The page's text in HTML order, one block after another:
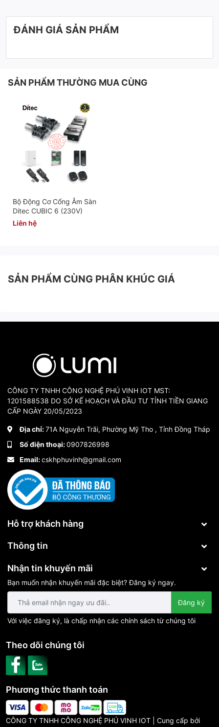
ĐÁNH GIÁ SẢN PHẨM
SẢN PHẨM THƯỜNG MUA CÙNG
Bộ Động Cơ Cổng Âm Sàn
Ditec CUBIC 6 (230V)
Liên hệ
SẢN PHẨM CÙNG PHÂN KHÚC GIÁ
CÔNG TY TNHH CÔNG NGHỆ PHÚ VINH IOT MST:
1201588538 DO SỞ KẾ HOẠCH VÀ ĐẦU TƯ TỈNH TIỀN GIANG
CẤP NGÀY 20/05/2023
Địa chỉ:71A Nguyễn Trãi, Phường Mỹ Tho , Tỉnh Đồng Tháp
Số điện thoại:0907826998
Email:cskhphuvinh@gmail.com
Hỗ trợ khách hàng
Thông tin
Nhận tin khuyến mãi
Bạn muốn nhận khuyến mãi đặc biệt? Đăng ký ngay.
Đăng ký
Với việc đăng ký, là chấp nhận các chính sách từ chúng tôi
CÔNG TY TNHH CÔNG NGHỆ PHÚ VINH IOT | Cung cấp bởi
Phương thức thanh toán
Theo dõi chúng tôi